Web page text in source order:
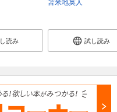
読み 試し読み